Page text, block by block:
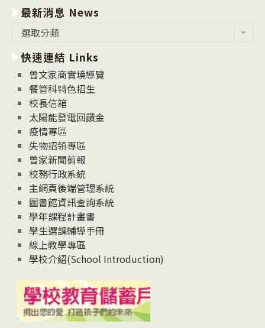
最新消息 News
消
息
News
選取分類
快速連結 Links
曾文家商實境導覽
餐管科特色招生
校長信箱
太陽能發電回饋金
疫情專區
失物招領專區
曾家新聞剪報
校務行政系統
主網頁後端管理系統
圖書館資訊查詢系統
學年課程計畫書
學生選課輔導手冊
線上教學專區
學校介紹(School Introduction)